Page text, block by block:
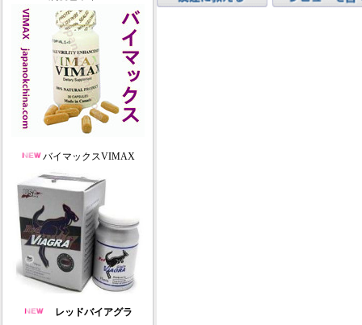
バイマックスVIMAX
レッドバイアグラ